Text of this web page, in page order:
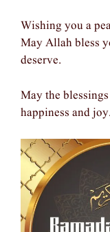
Wishing you a
May Allah bless
deserve.
May the
happiness and